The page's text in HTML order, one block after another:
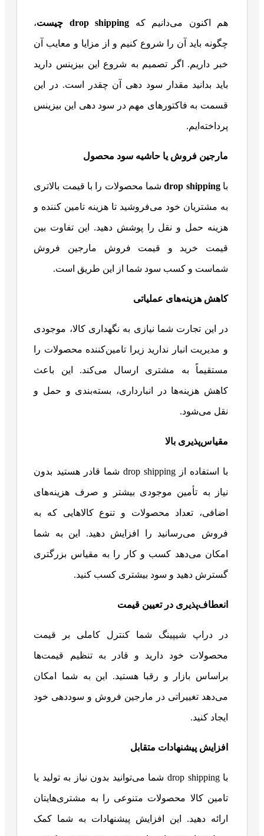
هم اکنون می‌دانیم که drop shipping چیست ،
چگونه باید آن را شروع کنیم و از مزایا و معایب آن
خبر داریم. اگر تصمیم به شروع این بیزینس دارید
باید بدانید مقدار سود دهی آن چقدر است. در این
قسمت به فاکتورهای مهم در سود دهی این بیزینس
پرداخته‌ایم.
مارجین فروش یا حاشیه سود محصول
باdrop shippingشما محصولات را با قیمت بالاتری
به مشتریان خود می‌فروشید تا هزینه تامین کننده و
هزینه حمل و نقل را پوشش دهید. این تفاوت بین
قیمت خرید و قیمت فروش مارجین فروش
شماست و کسب سود شما از این طریق است.
کاهش هزینه‌های عملیاتی
در این تجارت شما نیازی به نگهداری کالا، موجودی
و مدیریت انبار ندارید زیرا تامین‌کننده محصولات را
مستقیماً به مشتری ارسال می‌کند. این باعث
کاهش هزینه‌ها در انبارداری، بسته‌بندی و حمل و
نقل می‌شود.
مقیاس‌پذیری بالا
با استفاده از drop shipping شما قادر هستید بدون
نیاز به تأمین موجودی بیشتر و صرف هزینه‌های
اضافی، تعداد محصولات و تنوع کالاهایی که به
فروش می‌رسانید را افزایش دهید. این به شما
امکان می‌دهد کسب و کار را به مقیاس بزرگتری
گسترش دهید و سود بیشتری کسب کنید.
انعطاف‌پذیری در تعیین قیمت
در دراپ شیپینگ شما کنترل کاملی بر قیمت
محصولات خود دارید و قادر به تنظیم قیمت‌ها
براساس بازار و رقبا هستید. این به شما امکان
می‌دهد تغییراتی در مارجین فروش و سوددهی خود
ایجاد کنید.
افزایش پیشنهادات متقابل
با drop shipping شما می‌توانید بدون نیاز به تولید یا
تامین کالا محصولات متنوعی را به مشتری‌هایتان
ارائه دهید. این افزایش پیشنهادات به شما کمک